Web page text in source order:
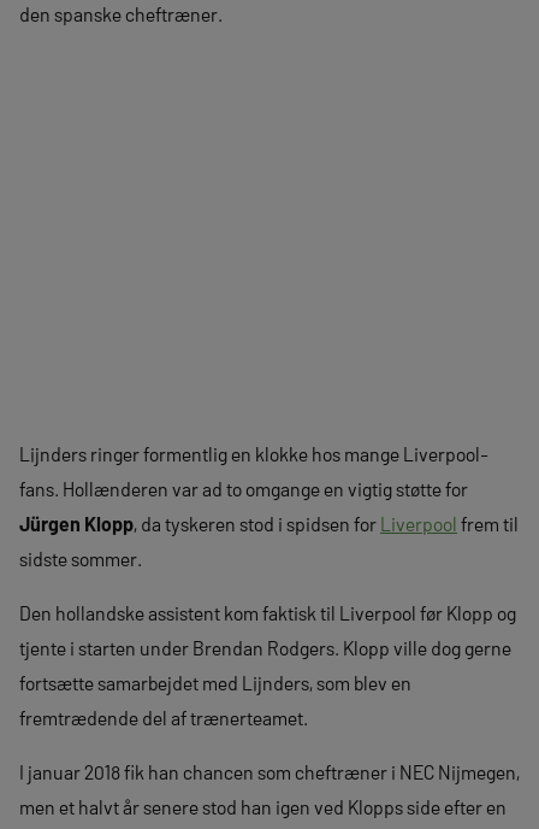
den spanske cheftræner.
Lijnders ringer formentlig en klokke hos mange Liverpool-
fans. Hollænderen var ad to omgange en vigtig støtte for
Jürgen Klopp, da tyskeren stod i spidsen for Liverpool frem til
sidste sommer.
Den hollandske assistent kom faktisk til Liverpool før Klopp og
tjente i starten under Brendan Rodgers. Klopp ville dog gerne
fortsætte samarbejdet med Lijnders, som blev en
fremtrædende del af trænerteamet.
I januar 2018 fik han chancen som cheftræner i NEC Nijmegen,
men et halvt år senere stod han igen ved Klopps side efter en